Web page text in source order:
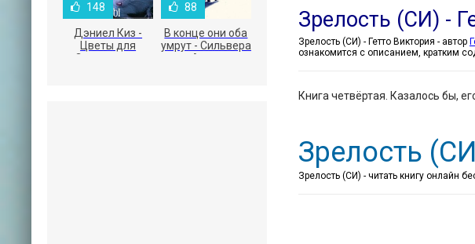
Зрелость (СИ) -
Зрелость (СИ) - Гетто Виктория - автор
ознакомится с описанием, кратким
Книга четвёртая. Казалось бы,
Зрелость
Зрелость (СИ) - читать книгу онлайн
148
Дэниел Киз -
Цветы для
Элджернона
88
В конце они оба
умрут - Сильвера
Адам